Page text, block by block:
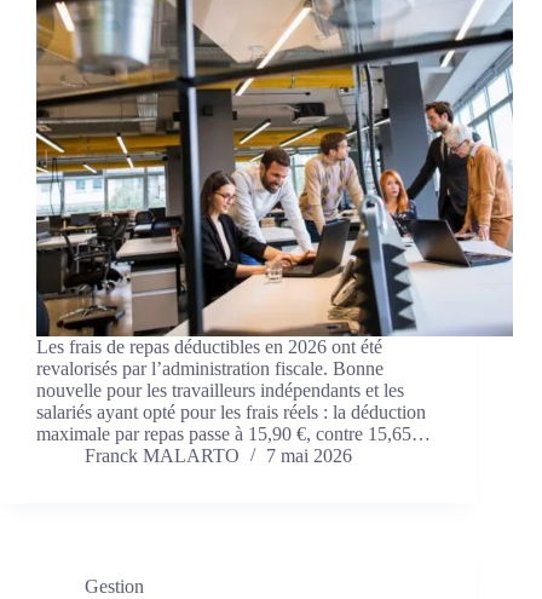
Les frais de repas déductibles en 2026 ont été
revalorisés par l’administration fiscale. Bonne
nouvelle pour les travailleurs indépendants et les
salariés ayant opté pour les frais réels : la déduction
maximale par repas passe à 15,90 €, contre 15,65…
Franck MALARTO
7 mai 2026
Gestion